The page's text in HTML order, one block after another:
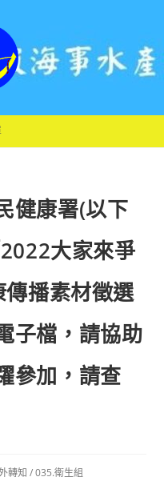
健康署(以下
大家來爭
播素材徵選
子檔，請協助
參加，請查
轉知 / 035.衛生組